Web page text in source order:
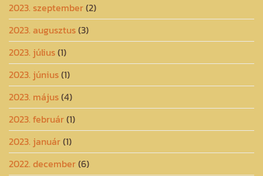
2023. szeptember(2)
2023. augusztus(3)
2023. július(1)
2023. június(1)
2023. május(4)
2023. február(1)
2023. január(1)
2022. december(6)